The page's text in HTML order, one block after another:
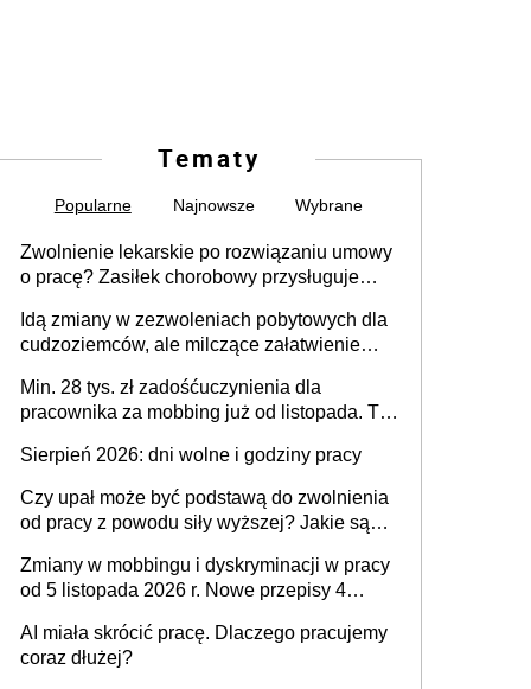
Tematy
Popularne Najnowsze Wybrane
Zwolnienie lekarskie po rozwiązaniu umowy
o pracę? Zasiłek chorobowy przysługuje
dni od ustania stosunku pracy
Idą zmiany w zezwoleniach pobytowych dla
cudzoziemców, ale milczące załatwienie
Min. 28 tys. zł zadośćuczynienia dla
pracownika za mobbing już od listopada. To
zespołu
Sierpień 2026: dni wolne i godziny pracy
Czy upał może być podstawą do zwolnienia
od pracy z powodu siły wyższej? Jakie są
Zmiany w mobbingu i dyskryminacji w pracy
od 5 listopada 2026 r. Nowe przepisy 4
Ustaw
AI miała skrócić pracę. Dlaczego pracujemy
coraz dłużej?